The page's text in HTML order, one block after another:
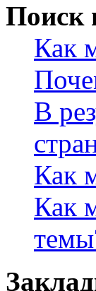
Поиск
Как
В
Как
Как